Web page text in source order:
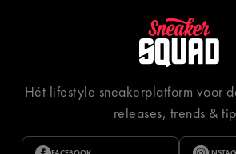
Hét lifestyle sneakerplatform voor
releases, trends &